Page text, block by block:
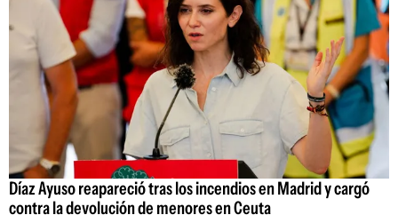
Díaz Ayuso reapareció tras los incendios en Madrid y cargó
contra la devolución de menores en Ceuta